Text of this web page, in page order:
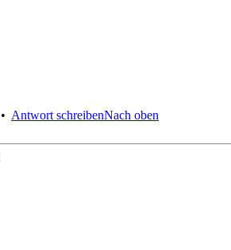
• Antwort schreibenNach oben